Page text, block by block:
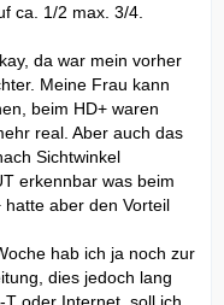
ca. 1/2 max. 3/4.
da war mein vorher
Meine Frau kann
beim HD+ waren
real. Aber auch das
Sichtwinkel
erkennbar was beim
hatte aber den Vorteil
hab ich ja noch zur
dies jedoch lang
T oder Internet, soll ich